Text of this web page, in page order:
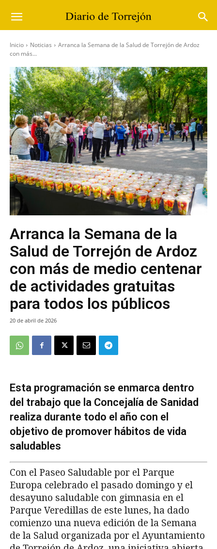
Inicio Noticias
Arranca la Semana de la Salud de Torrejón de Ardoz
con más...
Arranca la Semana de la
Salud de Torrejón de Ardoz
con más de medio centenar
de actividades gratuitas
para todos los públicos
20 de abril de 2026
Esta programación se enmarca dentro
del trabajo que la Concejalía de Sanidad
realiza durante todo el año con el
objetivo de promover hábitos de vida
saludables
Con el Paseo Saludable por el Parque
Europa celebrado el pasado domingo y el
desayuno saludable con gimnasia en el
Parque Veredillas de este lunes, ha dado
comienzo una nueva edición de la Semana
de la Salud organizada por el Ayuntamiento